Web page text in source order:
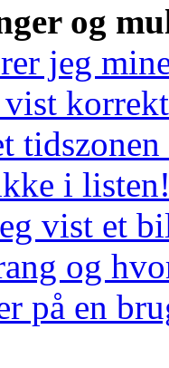
og
jeg
i
vist et
og
på en